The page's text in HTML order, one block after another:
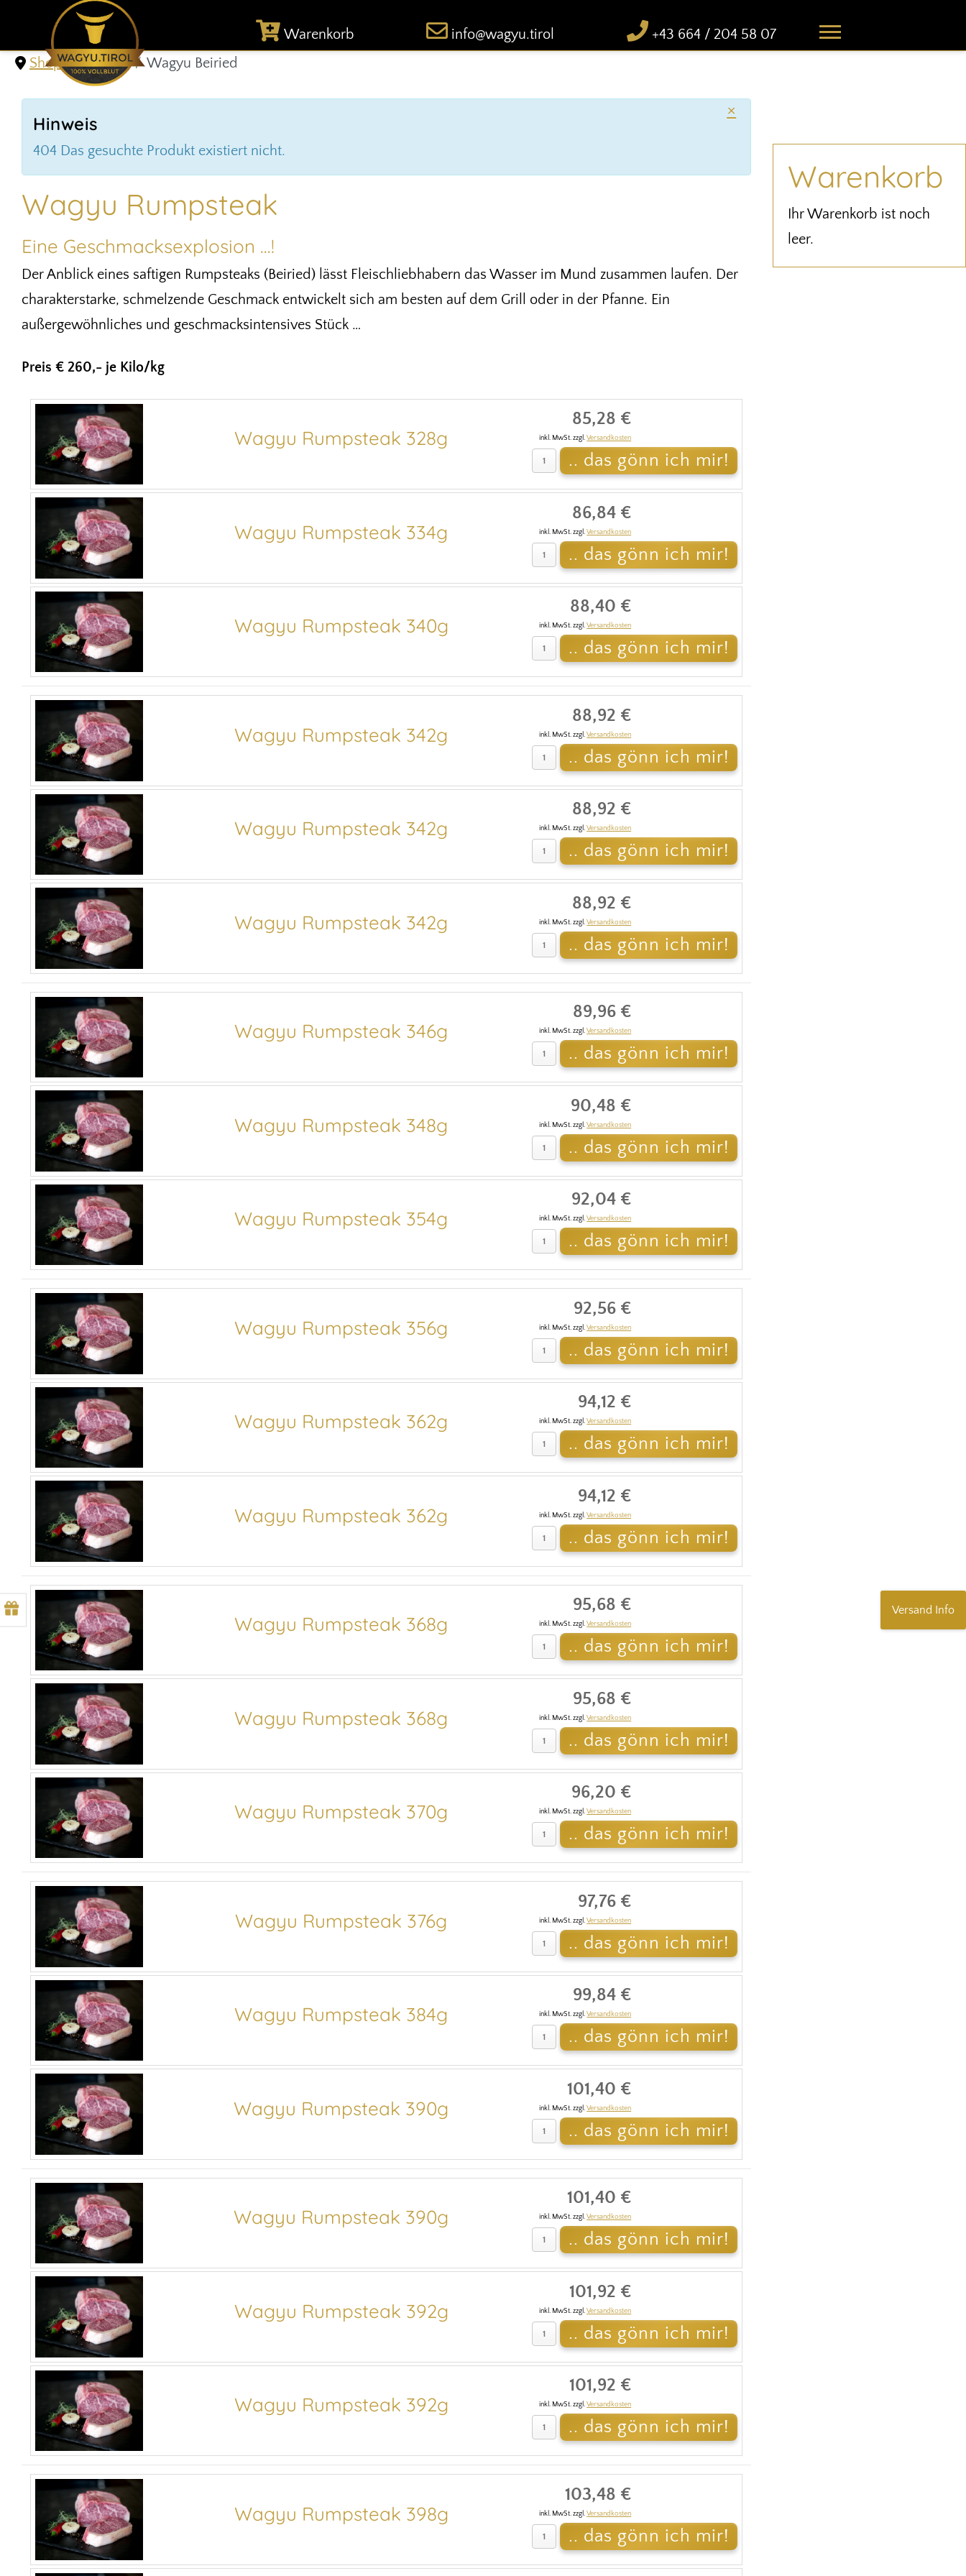
Warenkorb info@wagyu.tirol
+43 664 / 204 58 07
Shop & Versand
Wagyu Beiried
Warenkorb
Ihr Warenkorb ist noch
leer.
×
Hinweis
404 Das gesuchte Produkt existiert nicht.
Wagyu Rumpsteak
Eine Geschmacksexplosion …!
Der Anblick eines saftigen Rumpsteaks (Beiried) lässt Fleischliebhabern das Wasser im Mund zusammen laufen. Der
charakterstarke, schmelzende Geschmack entwickelt sich am besten auf dem Grill oder in der Pfanne. Ein
außergewöhnliches und geschmacksintensives Stück …
Preis € 260,- je Kilo/kg
Wagyu Rumpsteak 328g
85,28 €
inkl. MwSt. zzgl.Versandkosten
Wagyu Rumpsteak 334g
86,84 €
inkl. MwSt. zzgl.Versandkosten
Wagyu Rumpsteak 340g
88,40 €
inkl. MwSt. zzgl.Versandkosten
Wagyu Rumpsteak 342g
88,92 €
inkl. MwSt. zzgl.Versandkosten
Wagyu Rumpsteak 342g
88,92 €
inkl. MwSt. zzgl.Versandkosten
Wagyu Rumpsteak 342g
88,92 €
inkl. MwSt. zzgl.Versandkosten
Wagyu Rumpsteak 346g
89,96 €
inkl. MwSt. zzgl.Versandkosten
Wagyu Rumpsteak 348g
90,48 €
inkl. MwSt. zzgl.Versandkosten
Wagyu Rumpsteak 354g
92,04 €
inkl. MwSt. zzgl.Versandkosten
Wagyu Rumpsteak 356g
92,56 €
inkl. MwSt. zzgl.Versandkosten
Wagyu Rumpsteak 362g
94,12 €
inkl. MwSt. zzgl.Versandkosten
Wagyu Rumpsteak 362g
94,12 €
inkl. MwSt. zzgl.Versandkosten
Wagyu Rumpsteak 368g
95,68 €
inkl. MwSt. zzgl.Versandkosten
Wagyu Rumpsteak 368g
95,68 €
inkl. MwSt. zzgl.Versandkosten
Wagyu Rumpsteak 370g
96,20 €
inkl. MwSt. zzgl.Versandkosten
Wagyu Rumpsteak 376g
97,76 €
inkl. MwSt. zzgl.Versandkosten
Wagyu Rumpsteak 384g
99,84 €
inkl. MwSt. zzgl.Versandkosten
Wagyu Rumpsteak 390g
101,40 €
inkl. MwSt. zzgl.Versandkosten
Wagyu Rumpsteak 390g
101,40 €
inkl. MwSt. zzgl.Versandkosten
Wagyu Rumpsteak 392g
101,92 €
inkl. MwSt. zzgl.Versandkosten
Wagyu Rumpsteak 392g
101,92 €
inkl. MwSt. zzgl.Versandkosten
Wagyu Rumpsteak 398g
103,48 €
inkl. MwSt. zzgl.Versandkosten
Versand Info